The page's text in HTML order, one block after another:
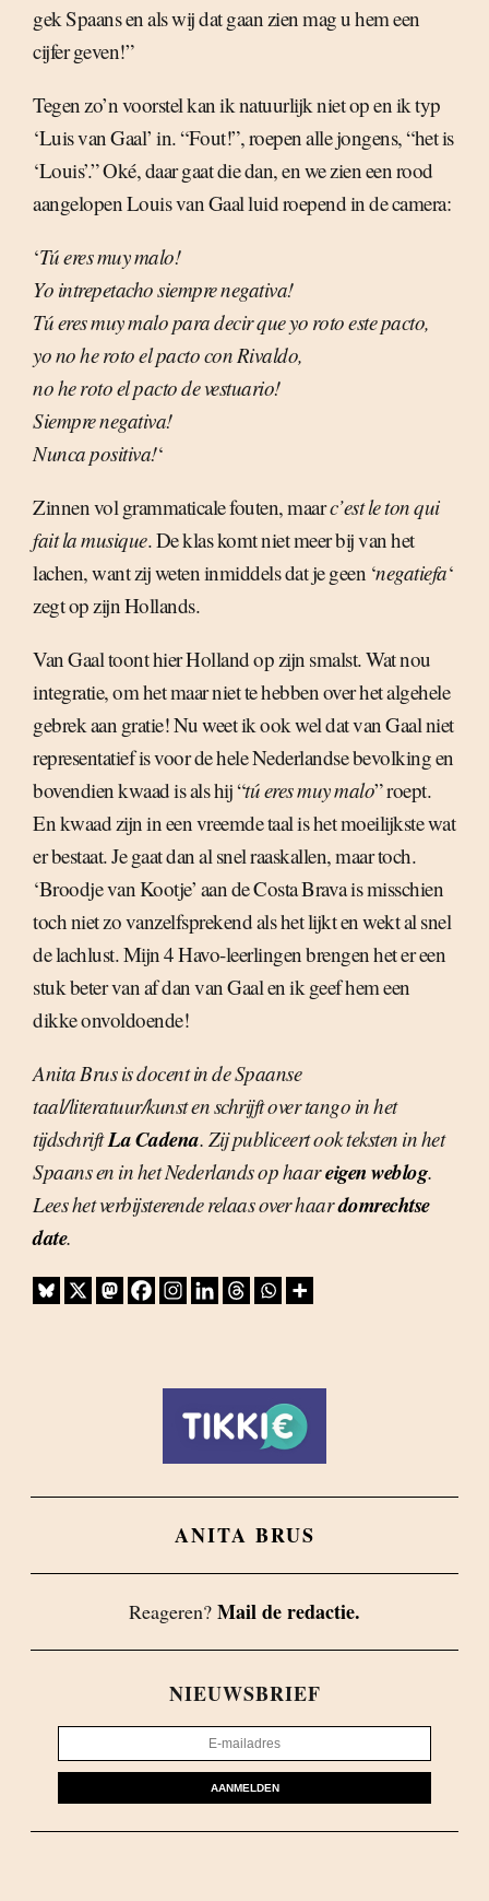
gek Spaans en als wij dat gaan zien mag u hem een
cijfer geven!”
Tegen zo’n voorstel kan ik natuurlijk niet op en ik typ
‘Luis van Gaal’ in. “Fout!”, roepen alle jongens, “het is
‘Louis’.” Oké, daar gaat die dan, en we zien een rood
aangelopen Louis van Gaal luid roepend in de camera:
‘Tú eres muy malo!
Yo intrepetacho siempre negativa!
Tú eres muy malo para decir que yo roto este pacto,
yo no he roto el pacto con Rivaldo,
no he roto el pacto de vestuario!
Siempre negativa!
Nunca positiva!‘
Zinnen vol grammaticale fouten, maarc’est le ton qui
fait la musique. De klas komt niet meer bij van het
lachen, want zij weten inmiddels dat je geen ‘negatiefa‘
zegt op zijn Hollands.
Van Gaal toont hier Holland op zijn smalst. Wat nou
integratie, om het maar niet te hebben over het algehele
gebrek aan gratie! Nu weet ik ook wel dat van Gaal niet
representatief is voor de hele Nederlandse bevolking en
bovendien kwaad is als hij “tú eres muy malo” roept.
En kwaad zijn in een vreemde taal is het moeilijkste wat
er bestaat. Je gaat dan al snel raaskallen, maar toch.
‘Broodje van Kootje’ aan de Costa Brava is misschien
toch niet zo vanzelfsprekend als het lijkt en wekt al snel
de lachlust. Mijn 4 Havo-leerlingen brengen het er een
stuk beter van af dan van Gaal en ik geef hem een
dikke onvoldoende!
Anita Brus is docent in de Spaanse
taal/literatuur/kunst en schrijft over tango in het
tijdschriftLa Cadena. Zij publiceert ook teksten in het
Spaans en in het Nederlands op haareigen weblog.
Lees het verbijsterende relaas over haardomrechtse
date.
ANITA BRUS
Reageren? Mail de redactie.
NIEUWSBRIEF
AANMELDEN